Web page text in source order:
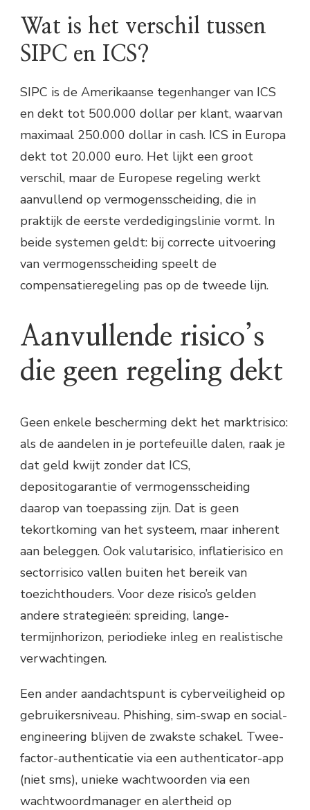
Wat is het verschil tussen
SIPC en ICS?
SIPC is de Amerikaanse tegenhanger van ICS
en dekt tot 500.000 dollar per klant, waarvan
maximaal 250.000 dollar in cash. ICS in Europa
dekt tot 20.000 euro. Het lijkt een groot
verschil, maar de Europese regeling werkt
aanvullend op vermogensscheiding, die in
praktijk de eerste verdedigingslinie vormt. In
beide systemen geldt: bij correcte uitvoering
van vermogensscheiding speelt de
compensatieregeling pas op de tweede lijn.
Aanvullende risico’s
die geen regeling dekt
Geen enkele bescherming dekt het marktrisico:
als de aandelen in je portefeuille dalen, raak je
dat geld kwijt zonder dat ICS,
depositogarantie of vermogensscheiding
daarop van toepassing zijn. Dat is geen
tekortkoming van het systeem, maar inherent
aan beleggen. Ook valutarisico, inflatierisico en
sectorrisico vallen buiten het bereik van
toezichthouders. Voor deze risico’s gelden
andere strategieën: spreiding, lange-
termijnhorizon, periodieke inleg en realistische
verwachtingen.
Een ander aandachtspunt is cyberveiligheid op
gebruikersniveau. Phishing, sim-swap en social-
engineering blijven de zwakste schakel. Twee-
factor-authenticatie via een authenticator-app
(niet sms), unieke wachtwoorden via een
wachtwoordmanager en alertheid op